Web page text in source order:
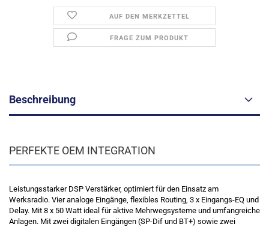
AUF DEN MERKZETTEL
FRAGE ZUM PRODUKT
Beschreibung
PERFEKTE OEM INTEGRATION
Leistungsstarker DSP Verstärker, optimiert für den Einsatz am
Werksradio. Vier analoge Eingänge, flexibles Routing, 3 x Eingangs-EQ und
Delay. Mit 8 x 50 Watt ideal für aktive Mehrwegsysteme und umfangreiche
Anlagen. Mit zwei digitalen Eingängen (SP-Dif und BT+) sowie zwei